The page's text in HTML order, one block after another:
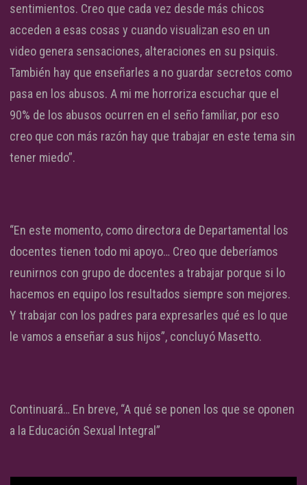
sentimientos. Creo que cada vez desde más chicos
acceden a esas cosas y cuando visualizan eso en un
video genera sensaciones, alteraciones en su psiquis.
También hay que enseñarles a no guardar secretos como
pasa en los abusos. A mi me horroriza escuchar que el
90% de los abusos ocurren en el seño familiar, por eso
creo que con más razón hay que trabajar en este tema sin
tener miedo”.
“En este momento, como directora de Departamental los
docentes tienen todo mi apoyo… Creo que deberíamos
reunirnos con grupo de docentes a trabajar porque si lo
hacemos en equipo los resultados siempre son mejores.
Y trabajar con los padres para expresarles qué es lo que
le vamos a enseñar a sus hijos”, concluyó Masetto.
Continuará… En breve, “A qué se ponen los que se oponen
a la Educación Sexual Integral”